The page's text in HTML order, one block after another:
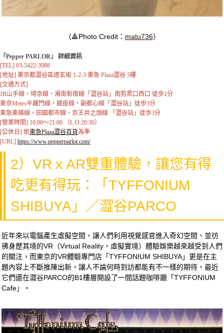
（🔺Photo Credit： matu736）
「Pepper PARLOR」 詳細資訊
[TEL] 03-5422-3988
[地址] 東京都澀谷區道玄坂 1-2-3 東急 Plaza澀谷 5樓
[交通方式]
JR山手線・埼京線・湘南新宿線「澀谷站」南剪票口西口 徒歩1分
東京Metro半藏門線・銀座線・副都心線「澀谷站」徒歩3分
東急東橫線、田園都市線、京王井之頭線 「澀谷站」徒歩3分
[營業時間] 10:00～21:00 （L.O.20:30）
[公休日] 依東急Plaza澀谷百貨為準
[URL] https://www.pepperparlor.com/
2）VRｘAR雙重體驗，讓您有得
吃更有得玩：「TYFFONIUM
SHIBUYA」／澀谷PARCO
近年來以電腦產生虛擬空間，讓人們利用視覺感官進入奇幻空間、並彷
彿身歷其境的VR（Virtual Reality，虛擬實境）體驗娛樂越來越受到人們
的關注，而東京的VR體驗專門店「TYFFONIUM SHIBUYA」更是在主
題內容上不斷推陳出新，讓人不論何時到訪都能有不一樣的期待，最近
它們還在澀谷PARCO的B1樓層開設了一間話題咖啡廳「TYFFONIUM
Cafe」。